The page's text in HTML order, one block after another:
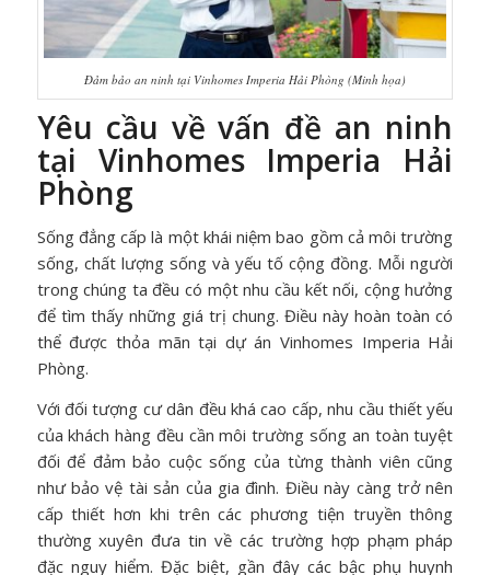
Đảm bảo an ninh tại Vinhomes Imperia Hải Phòng (Minh họa)
Yêu cầu về vấn đề an ninh
tại Vinhomes Imperia Hải
Phòng
Sống đẳng cấp là một khái niệm bao gồm cả môi trường
sống, chất lượng sống và yếu tố cộng đồng. Mỗi người
trong chúng ta đều có một nhu cầu kết nối, cộng hưởng
để tìm thấy những giá trị chung. Điều này hoàn toàn có
thể được thỏa mãn tại dự án Vinhomes Imperia Hải
Phòng.
Với đối tượng cư dân đều khá cao cấp, nhu cầu thiết yếu
của khách hàng đều cần môi trường sống an toàn tuyệt
đối để đảm bảo cuộc sống của từng thành viên cũng
như bảo vệ tài sản của gia đình. Điều này càng trở nên
cấp thiết hơn khi trên các phương tiện truyền thông
thường xuyên đưa tin về các trường hợp phạm pháp
đặc nguy hiểm. Đặc biệt, gần đây các bậc phụ huynh